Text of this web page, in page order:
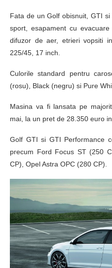
Fata de un Golf obisnuit, GTI
sport, esapament cu
difuzor de aer, etrieri vopsiti
225/45, 17 inch.
Culorile standard pentru
(rosu), Black (negru) si Pure
Masina va fi lansata pe
mai, la un pret de 28.350 euro
Golf GTI si GTI Performance
precum Ford Focus ST (250
CP), Opel Astra OPC (280 CP).